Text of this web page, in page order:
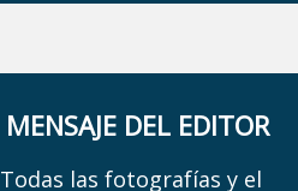
MENSAJE DEL EDITOR
Todas las fotografías y el